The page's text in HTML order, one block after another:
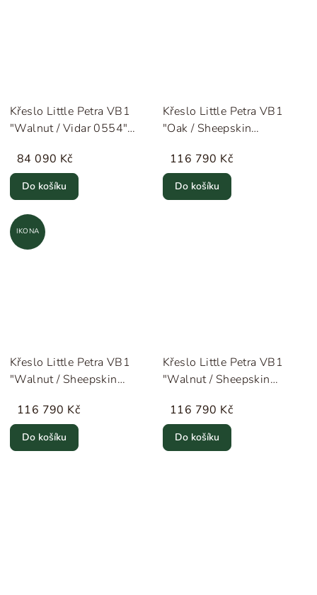
Křeslo Little Petra VB1
"Walnut / Vidar 0554"
84 090 Kč
Do košíku
Křeslo Little Petra VB1
"Oak / Sheepskin
116 790 Kč
Do košíku
IKONA
Křeslo Little Petra VB1
"Walnut / Sheepskin
116 790 Kč
Do košíku
Křeslo Little Petra VB1
"Walnut / Sheepskin
116 790 Kč
Do košíku